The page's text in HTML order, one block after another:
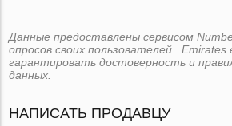
Данные предоставлены сервисом
опросов своих пользователей .
гарантировать достоверность и
данных.
НАПИСАТЬ ПРОДАВЦУ